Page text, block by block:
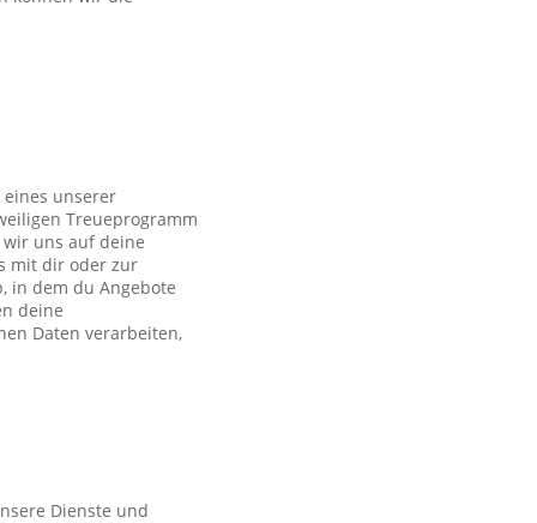
unserer
Treueprogramm
uns auf deine
mit dir oder zur
in dem du Angebote
deine
Daten verarbeiten,
Dienste und